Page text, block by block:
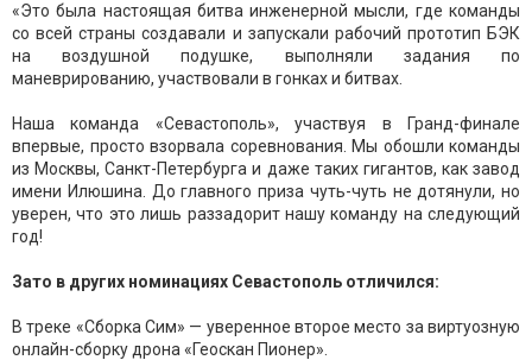
«Это была настоящая битва инженерной мысли, где команды
со всей страны создавали и запускали рабочий прототип БЭК
на воздушной подушке, выполняли задания по
маневрированию, участвовали в гонках и битвах.
Наша команда «Севастополь», участвуя в Гранд-финале
впервые, просто взорвала соревнования. Мы обошли команды
из Москвы, Санкт-Петербурга и даже таких гигантов, как завод
имени Илюшина. До главного приза чуть-чуть не дотянули, но
уверен, что это лишь раззадорит нашу команду на следующий
год!
Зато в других номинациях Севастополь отличился:
В треке «Сборка Сим» — уверенное второе место за виртуозную
онлайн-сборку дрона «Геоскан Пионер».